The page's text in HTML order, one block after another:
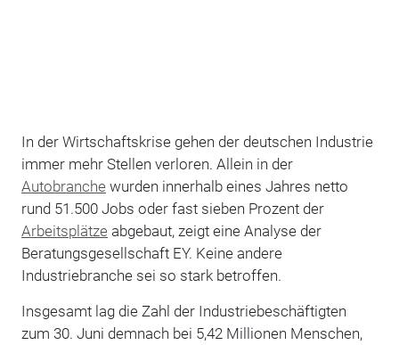
In der Wirtschaftskrise gehen der deutschen Industrie
immer mehr Stellen verloren. Allein in der
Autobranche wurden innerhalb eines Jahres netto
rund 51.500 Jobs oder fast sieben Prozent der
Arbeitsplätze abgebaut, zeigt eine Analyse der
Beratungsgesellschaft EY. Keine andere
Industriebranche sei so stark betroffen.
Insgesamt lag die Zahl der Industriebeschäftigten
zum 30. Juni demnach bei 5,42 Millionen Menschen,